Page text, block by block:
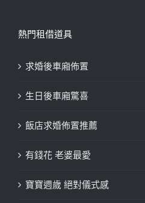
熱門租借道具
求婚後車廂佈置
生日後車廂驚喜
飯店求婚佈置推薦
有錢花 老婆最愛
寶寶週歲 絕對儀式感